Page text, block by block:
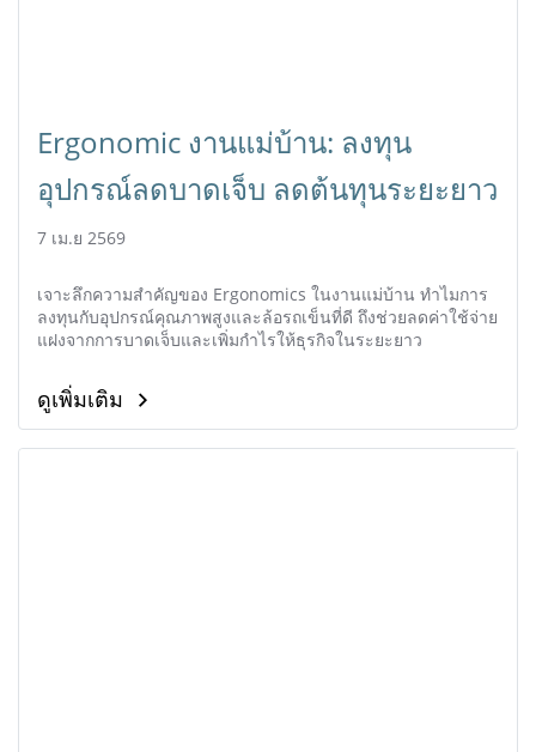
Ergonomic งานแม่บ้าน: ลงทุน
อุปกรณ์ลดบาดเจ็บ ลดต้นทุนระยะยาว
7 เม.ย 2569
เจาะลึกความสำคัญของ Ergonomics ในงานแม่บ้าน ทำไมการ
ลงทุนกับอุปกรณ์คุณภาพสูงและล้อรถเข็นที่ดี ถึงช่วยลดค่าใช้จ่าย
แฝงจากการบาดเจ็บและเพิ่มกำไรให้ธุรกิจในระยะยาว
ดูเพิ่มเติม